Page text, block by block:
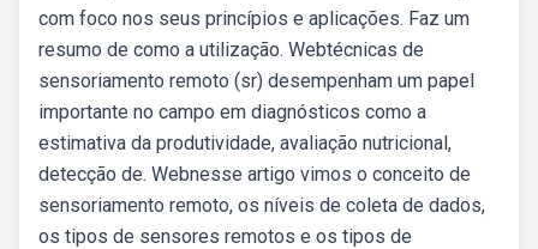
com foco nos seus princípios e aplicações. Faz um
resumo de como a utilização. Webtécnicas de
sensoriamento remoto (sr) desempenham um papel
importante no campo em diagnósticos como a
estimativa da produtividade, avaliação nutricional,
detecção de. Webnesse artigo vimos o conceito de
sensoriamento remoto, os níveis de coleta de dados,
os tipos de sensores remotos e os tipos de